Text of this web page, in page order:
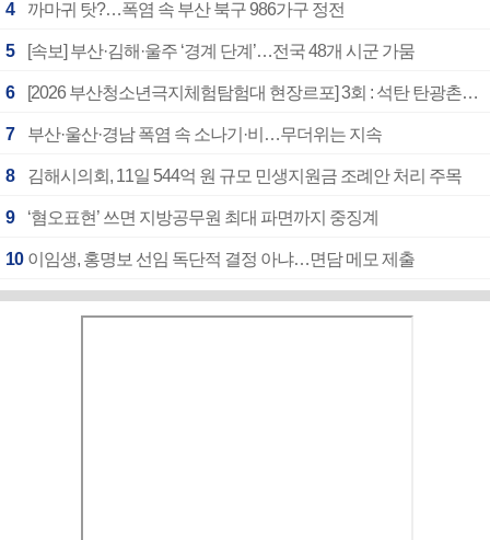
4 까마귀 탓?…폭염 속 부산 북구 986가구 정전
5 [속보] 부산·김해·울주 ‘경계 단계’…전국 48개 시군 가뭄
6 [2026 부산청소년극지체험탐험대 현장르포] 3회 : 석탄 탄광촌에서 북극 연구의 중심지로
7 부산·울산·경남 폭염 속 소나기·비…무더위는 지속
8 김해시의회, 11일 544억 원 규모 민생지원금 조례안 처리 주목
9 ‘혐오표현’ 쓰면 지방공무원 최대 파면까지 중징계
10 이임생, 홍명보 선임 독단적 결정 아냐…면담 메모 제출